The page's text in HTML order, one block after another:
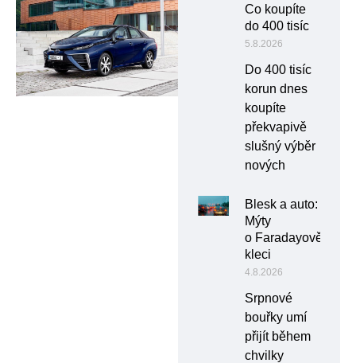
Co koupíte
do 400 tisíc
5.8.2026
Do 400 tisíc
korun dnes
koupíte
překvapivě
slušný výběr
nových
Blesk a auto:
Mýty
o Faradayově
kleci
4.8.2026
Srpnové
bouřky umí
přijít během
chvilky